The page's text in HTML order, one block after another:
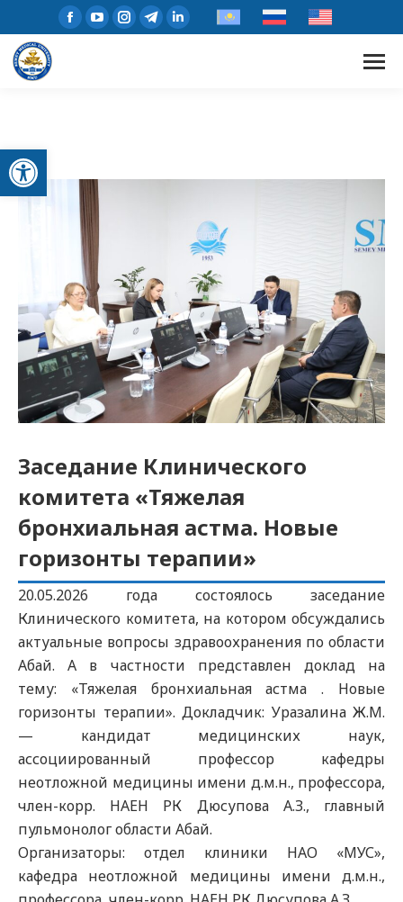
Открыть панель инструментов
Заседание Клинического
комитета «Тяжелая
бронхиальная астма. Новые
горизонты терапии»
20.05.2026 года состоялось заседание
Клинического комитета, на котором обсуждались
актуальные вопросы здравоохранения по области
Абай. А в частности представлен доклад на
тему: «Тяжелая бронхиальная астма . Новые
горизонты терапии». Докладчик: Уразалина Ж.М.
— кандидат медицинских наук,
ассоциированный профессор кафедры
неотложной медицины имени д.м.н., профессора,
член-корр. НАЕН РК Дюсупова А.З., главный
пульмонолог области Абай.
Организаторы: отдел клиники НАО «МУС»,
кафедра неотложной медицины имени д.м.н.,